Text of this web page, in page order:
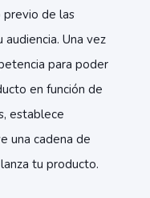
previo de las
Una vez
para poder
en función de
establece
una cadena de
tu producto.